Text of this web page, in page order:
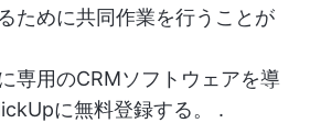
ために共同作業を行うことが
専用のCRMソフトウェアを導
に無料登録する。 .